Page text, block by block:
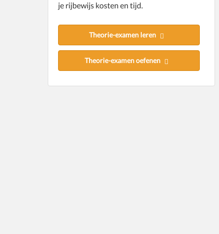
je rijbewijs kosten en tijd.
Theorie-examen leren
Theorie-examen oefenen